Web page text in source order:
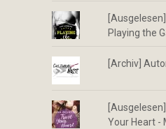
Playing the
[Archiv]
Your Heart -